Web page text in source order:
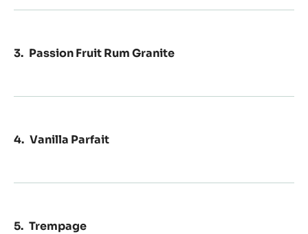
Passion Fruit Rum Granite
Vanilla Parfait
Trempage